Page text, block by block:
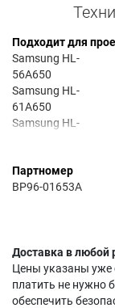
Подходит для
Samsung HL-
56A650
Samsung HL-
61A650
Samsung HL-
T4675S
Samsung HL-
Samsung
HL50A650C1F
Samsung HL56A650
Samsung
Партномер
BP96-01653A
Доставка в любой
Цены указаны уже
платить не нужно
обеспечить